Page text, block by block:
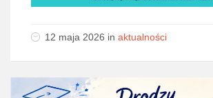
12 maja 2026 in aktualności